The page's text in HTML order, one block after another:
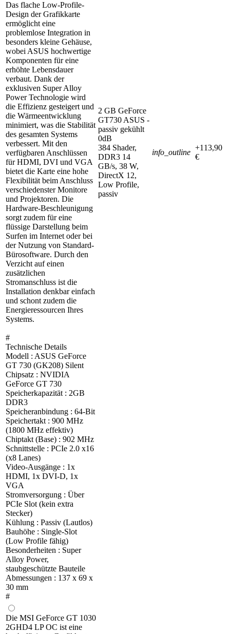
Das flache Low-Profile-
Design der Grafikkarte
ermöglicht eine
problemlose Integration in
besonders kleine Gehäuse,
wobei ASUS hochwertige
Komponenten für eine
erhöhte Lebensdauer
verbaut. Dank der
exklusiven Super Alloy
Power Technologie wird
die Effizienz gesteigert und
die Wärmeentwicklung
minimiert, was die Stabilität
des gesamten Systems
verbessert. Mit den
verfügbaren Anschlüssen
für HDMI, DVI und VGA
bietet die Karte eine hohe
Flexibilität beim Anschluss
verschiedenster Monitore
und Projektoren. Die
Hardware-Beschleunigung
sorgt zudem für eine
flüssige Darstellung beim
Surfen im Internet oder bei
der Nutzung von Standard-
Bürosoftware. Durch den
Verzicht auf einen
zusätzlichen
Stromanschluss ist die
Installation denkbar einfach
und schont zudem die
Energieressourcen Ihres
Systems.
#
Technische Details
Modell : ASUS GeForce
GT 730 (GK208) Silent
Chipsatz : NVIDIA
GeForce GT 730
Speicherkapazität : 2GB
DDR3
Speicheranbindung : 64-Bit
Speichertakt : 900 MHz
(1800 MHz effektiv)
Chiptakt (Base) : 902 MHz
Schnittstelle : PCIe 2.0 x16
(x8 Lanes)
Video-Ausgänge : 1x
HDMI, 1x DVI-D, 1x
VGA
Stromversorgung : Über
PCIe Slot (kein extra
Stecker)
Kühlung : Passiv (Lautlos)
Bauhöhe : Single-Slot
(Low Profile fähig)
Besonderheiten : Super
Alloy Power,
staubgeschützte Bauteile
Abmessungen : 137 x 69 x
30 mm
#
2 GB GeForce
GT730 ASUS -
passiv gekühlt
0dB
384 Shader,
DDR3 14
GB/s, 38 W,
DirectX 12,
Low Profile,
passiv
info_outline
+113,90
€
Die MSI GeForce GT 1030
2GHD4 LP OC ist eine